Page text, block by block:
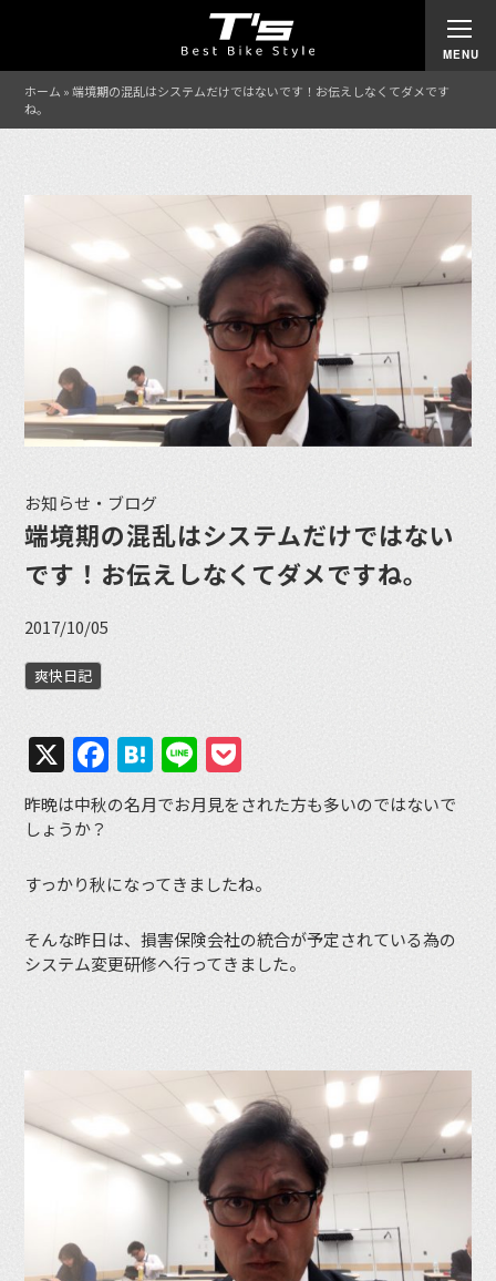
ホーム »端境期の混乱はシステムだけではないです！お伝えしなくてダメです
ね。
お知らせ・ブログ
端境期の混乱はシステムだけではない
です！お伝えしなくてダメですね。
2017/10/05
爽快日記
X Facebook
Hatena
Line
昨晩は中秋の名月でお月見をされた方も多いのではないで
しょうか？
すっかり秋になってきましたね。
そんな昨日は、損害保険会社の統合が予定されている為の
システム変更研修へ行ってきました。